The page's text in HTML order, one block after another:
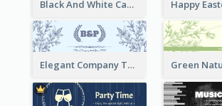
Black And White Camera Twitter Header
Elegant Company Twitter Header In Blue Colour Tone